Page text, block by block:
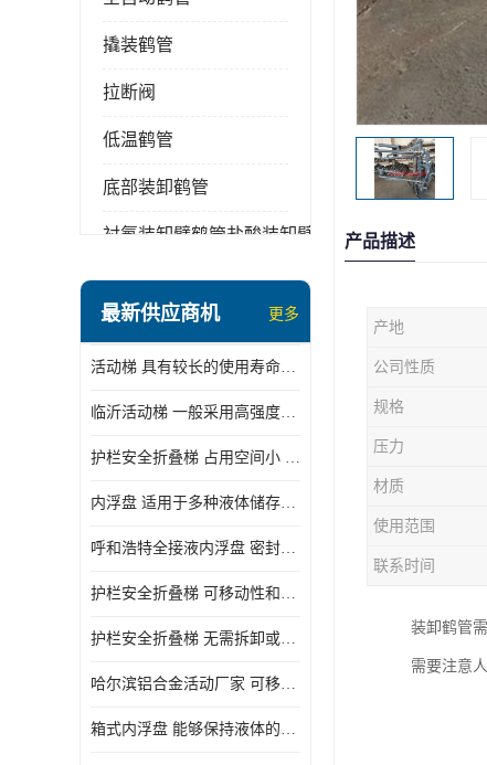
撬装鹤管
拉断阀
低温鹤管
底部装卸鹤管
衬氟装卸臂鹤管盐酸装卸臂
顶部装卸车鹤管
液氨液化气鹤管
定量装车系统
最新供应商机 更多
活动梯 具有较长的使用寿命和耐用性 一般采用高强度材料制造
临沂活动梯 一般采用高强度材料制造 可以用于多种不同的任务
护栏安全折叠梯 占用空间小 方便存放和搬运
内浮盘 适用于多种液体储存和运输 能够降低运输成本和维护成本
呼和浩特全接液内浮盘 密封性能好 有效保护液体质量
护栏安全折叠梯 可移动性和安全性较高 占用空间小
护栏安全折叠梯 无需拆卸或重新安装 占用空间小
哈尔滨铝合金活动厂家 可移动性和安全性较高 占用空间小
箱式内浮盘 能够保持液体的密闭状态 适用于多种液体储存和运输
产品描述
产地
公司性质
规格
压力
材质
使用范围
联系时间
装卸鹤管
需要注意